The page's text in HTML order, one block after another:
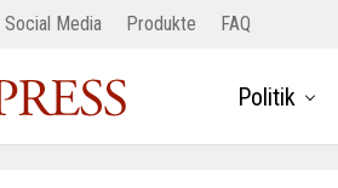
Social Media Produkte FAQ
Politik